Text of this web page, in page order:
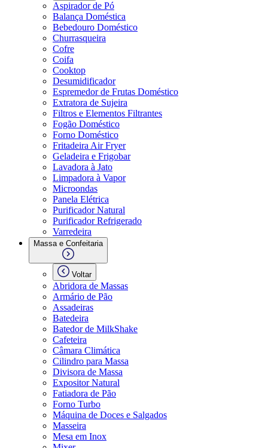
Aspirador de Pó
Balança Doméstica
Bebedouro Doméstico
Churrasqueira
Cofre
Coifa
Cooktop
Desumidificador
Espremedor de Frutas Doméstico
Extratora de Sujeira
Filtros e Elementos Filtrantes
Fogão Doméstico
Forno Doméstico
Fritadeira Air Fryer
Geladeira e Frigobar
Lavadora à Jato
Limpadora à Vapor
Microondas
Panela Elétrica
Purificador Natural
Purificador Refrigerado
Varredeira
Massa e Confeitaria
Voltar
Abridora de Massas
Armário de Pão
Assadeiras
Batedeira
Batedor de MilkShake
Cafeteira
Câmara Climática
Cilindro para Massa
Divisora de Massa
Expositor Natural
Fatiadora de Pão
Forno Turbo
Máquina de Doces e Salgados
Masseira
Mesa em Inox